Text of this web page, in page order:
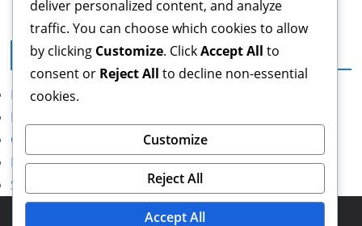
Juridisk
Kontakt os
Fortrolighedspolitik
Cookiepolitik
Hvem vi er
Servicevilkår
friendscb.org. Powered by
deliver personalized content, and analyze
traffic. You can choose which cookies to allow
by clicking Customize. ClickAccept All to
consent or Reject All to decline non-essential
cookies.
Customize
Reject All
Accept All